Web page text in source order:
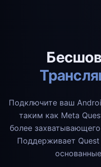
Подключите ваш
таким как Meta
более
Поддерживает